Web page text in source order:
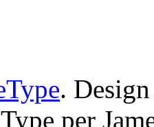
.
per